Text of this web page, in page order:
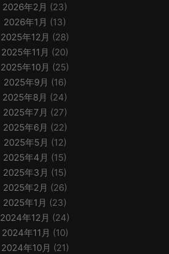
2026年2月 (23)
2026年1月 (13)
2025年12月 (28)
2025年11月 (20)
2025年10月 (25)
2025年9月 (16)
2025年8月 (24)
2025年7月 (27)
2025年6月 (22)
2025年5月 (12)
2025年4月 (15)
2025年3月 (15)
2025年2月 (26)
2025年1月 (23)
2024年12月 (24)
2024年11月 (10)
2024年10月 (21)